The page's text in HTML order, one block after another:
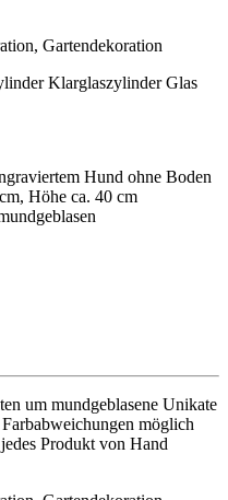
Gartendekoration
Klarglaszylinder Glas
Hund ohne Boden
Höhe ca. 40 cm
um mundgeblasene Unikate
möglich
Produkt von Hand